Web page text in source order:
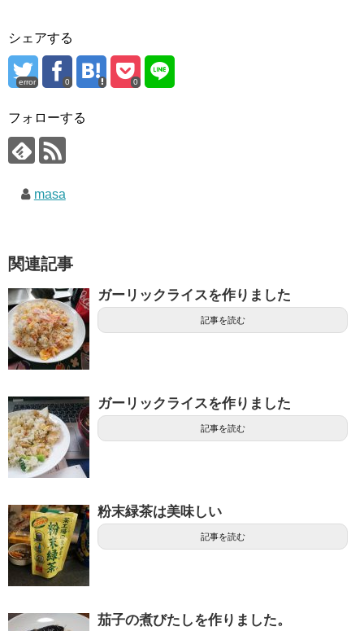
シェアする
error 0 0
フォローする
masa
関連記事
ガーリックライスを作りました
記事を読む
ガーリックライスを作りました
記事を読む
粉末緑茶は美味しい
記事を読む
茄子の煮びたしを作りました。